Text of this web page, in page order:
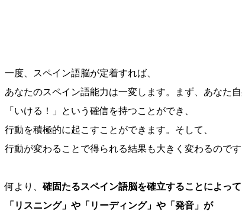
一度、スペイン語脳が定着すれば、
あなたのスペイン語能力は一変します。まず、あなた
「いける！」という確信を持つことができ、
行動を積極的に起こすことができます。そして、
行動が変わることで得られる結果も大きく変わるのです
何より、 確固たるスペイン語脳を確立することによって
「リスニング」や「リーディング」や「発音」が